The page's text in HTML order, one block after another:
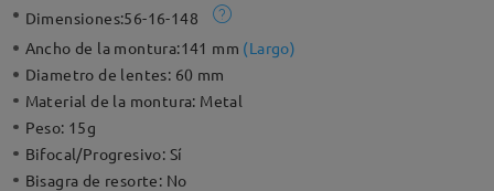
Dimensiones:56-16-148
Ancho de la montura:141 mm (Largo)
Diametro de lentes: 60 mm
Material de la montura: Metal
Peso: 15g
Bifocal/Progresivo: Sí
Bisagra de resorte: No